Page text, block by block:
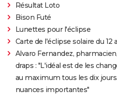
Résultat Loto
Bison Futé
Lunettes pour l'éclipse
Carte de l'éclipse solaire du 12
Alvaro Fernandez,
draps : "L'idéal est de les
au maximum tous les dix
nuances importantes"